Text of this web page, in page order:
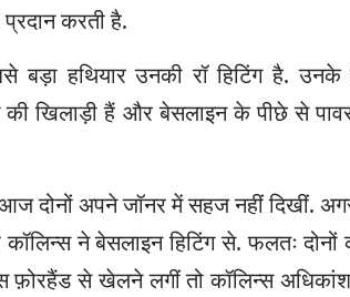
करती है.
हथियार उनकी रॉ हिटिंग है. उनके
खिलाड़ी हैं और बेसलाइन के पीछे से
दोनों अपने जॉनर में सहज नहीं दिखीं.
कॉलिन्स ने बेसलाइन हिटिंग से. फलतः
फ़ोरहैंड से खेलने लगीं तो कॉलिन्स